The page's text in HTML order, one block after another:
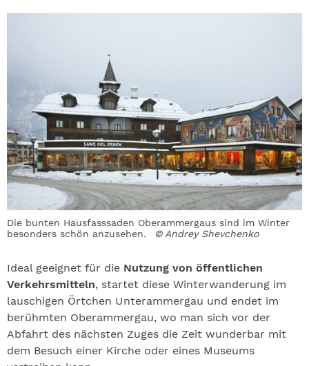
Die bunten Hausfasssaden Oberammergaus sind im Winter
besonders schön anzusehen.
© Andrey Shevchenko
Ideal geeignet für die Nutzung von öffentlichen
Verkehrsmitteln, startet diese Winterwanderung im
lauschigen Örtchen Unterammergau und endet im
berühmten Oberammergau, wo man sich vor der
Abfahrt des nächsten Zuges die Zeit wunderbar mit
dem Besuch einer Kirche oder eines Museums